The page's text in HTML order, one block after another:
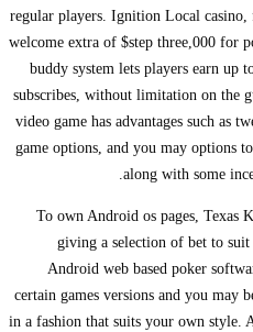
regular players. Ignition Local
welcome extra of $step three,000 for
buddy system lets players earn up
subscribes, without limitation on the
video game has advantages such as
game options, and you may options
along with some
To own Android os pages, Texas
giving a selection of bet to
Android web based poker
certain games versions and you may
in a fashion that suits your own style.